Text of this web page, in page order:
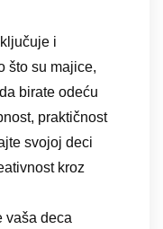
i
što su majice,
birate odeću
praktičnost
svojoj deci
kroz
vaša deca